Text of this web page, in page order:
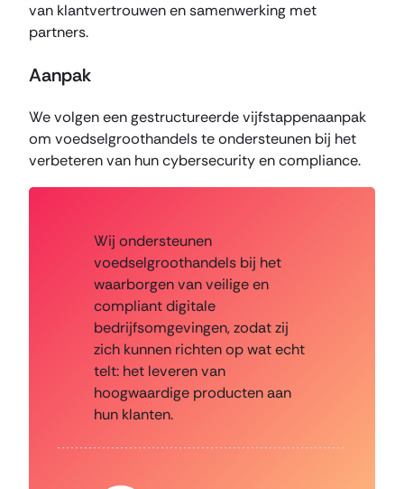
van klantvertrouwen en samenwerking met
partners.
Aanpak
We volgen een gestructureerde vijfstappenaanpak
om voedselgroothandels te ondersteunen bij het
verbeteren van hun cybersecurity en compliance.
Wij ondersteunen
voedselgroothandels bij het
waarborgen van veilige en
compliant digitale
bedrijfsomgevingen, zodat zij
zich kunnen richten op wat echt
telt: het leveren van
hoogwaardige producten aan
hun klanten.